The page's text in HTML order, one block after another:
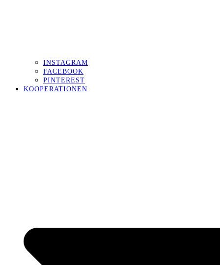
INSTAGRAM
FACEBOOK
PINTEREST
KOOPERATIONEN